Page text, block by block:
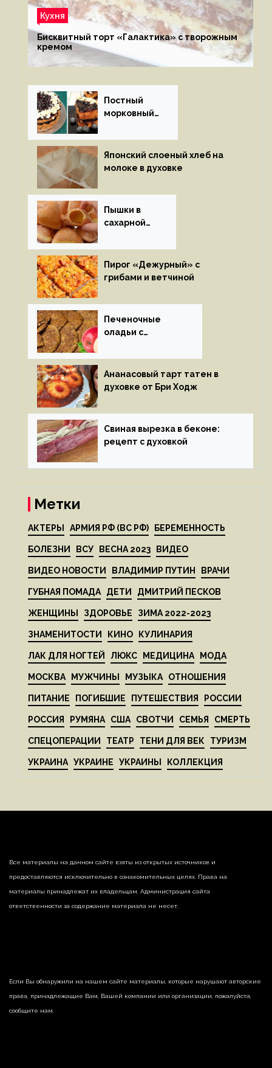
Кухня
Бисквитный торт «Галактика» с творожным
кремом
Постный
морковный
Японский слоеный хлеб на
молоке в духовке
Пышки в
сахарной
Пирог «Дежурный» с
грибами и ветчиной
Печеночные
оладьи с
Ананасовый тарт татен в
духовке от Бри Ходж
Свиная вырезка в беконе:
рецепт с духовкой
Метки
АКТЕРЫ АРМИЯ РФ (ВС РФ) БЕРЕМЕННОСТЬ
БОЛЕЗНИ ВСУ ВЕСНА 2023 ВИДЕО
ВИДЕО НОВОСТИ ВЛАДИМИР ПУТИН ВРАЧИ
ГУБНАЯ ПОМАДА ДЕТИ ДМИТРИЙ ПЕСКОВ
ЖЕНЩИНЫ ЗДОРОВЬЕ ЗИМА 2022-2023
ЗНАМЕНИТОСТИ КИНО КУЛИНАРИЯ
ЛАК ДЛЯ НОГТЕЙ ЛЮКС МЕДИЦИНА МОДА
МОСКВА МУЖЧИНЫ МУЗЫКА ОТНОШЕНИЯ
ПИТАНИЕ ПОГИБШИЕ ПУТЕШЕСТВИЯ РОССИИ
РОССИЯ РУМЯНА США СВОТЧИ СЕМЬЯ СМЕРТЬ
СПЕЦОПЕРАЦИИ ТЕАТР ТЕНИ ДЛЯ ВЕК ТУРИЗМ
УКРАИНА УКРАИНЕ УКРАИНЫ КОЛЛЕКЦИЯ
Все материалы на данном сайте взяты из открытых источников и
предоставляются исключительно в ознакомительных целях. Права на
материалы принадлежат их владельцам. Администрация сайта
ответственности за содержание материала не несет.
Если Вы обнаружили на нашем сайте материалы, которые нарушают авторские
права, принадлежащие Вам, Вашей компании или организации, пожалуйста,
сообщите нам.